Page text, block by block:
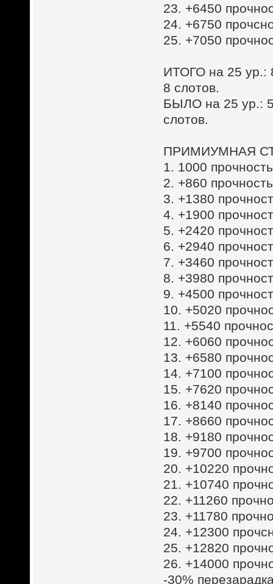
23. +6450
24. +6750
25. +7050
ИТОГО на 25 ур.:
8 слотов.
БЫЛО на 25 ур.:
слотов.
ПРИМИУМНАЯ
1. 1000
2. +860
3. +1380
4. +1900
5. +2420
6. +2940
7. +3460
8. +3980
9. +4500
10. +5020
11. +5540
12. +6060
13. +6580
14. +7100
15. +7620
16. +8140
17. +8660
18. +9180
19. +9700
20. +10220
21. +10740
22. +11260
23. +11780
24. +12300
25. +12820
26. +14000
-30%